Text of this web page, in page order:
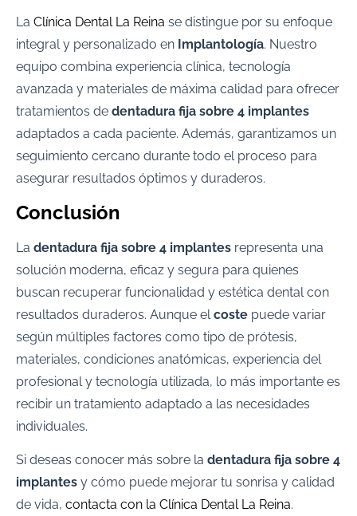
La Clínica Dental La Reina se distingue por su enfoque
integral y personalizado en Implantología. Nuestro
equipo combina experiencia clínica, tecnología
avanzada y materiales de máxima calidad para ofrecer
tratamientos de dentadura fija sobre 4 implantes
adaptados a cada paciente. Además, garantizamos un
seguimiento cercano durante todo el proceso para
asegurar resultados óptimos y duraderos.
Conclusión
La dentadura fija sobre 4 implantes representa una
solución moderna, eficaz y segura para quienes
buscan recuperar funcionalidad y estética dental con
resultados duraderos. Aunque el coste puede variar
según múltiples factores como tipo de prótesis,
materiales, condiciones anatómicas, experiencia del
profesional y tecnología utilizada, lo más importante es
recibir un tratamiento adaptado a las necesidades
individuales.
Si deseas conocer más sobre la dentadura fija sobre 4
implantes y cómo puede mejorar tu sonrisa y calidad
de vida, contacta con la Clínica Dental La Reina.